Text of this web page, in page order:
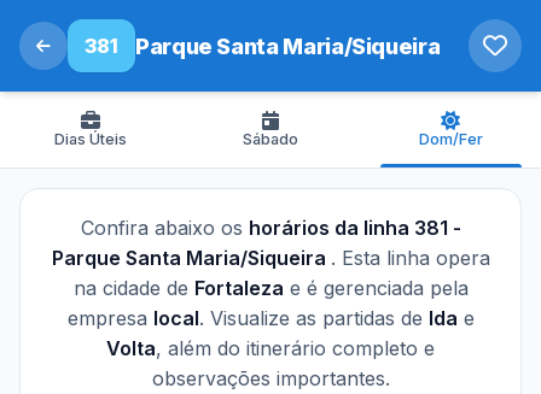
381 Parque Santa Maria/Siqueira
Dias Úteis Sábado Dom/Fer
Confira abaixo os horários da linha 381 -
Parque Santa Maria/Siqueira . Esta linha opera
na cidade de Fortaleza e é gerenciada pela
empresa local. Visualize as partidas de Ida e
Volta, além do itinerário completo e
observações importantes.